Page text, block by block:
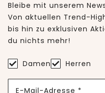
Bleibe mit unserem
Von aktuellen Trend-
bis hin zu exklusiven
du nichts mehr!
Damen Herren
E-Mail-Adresse *